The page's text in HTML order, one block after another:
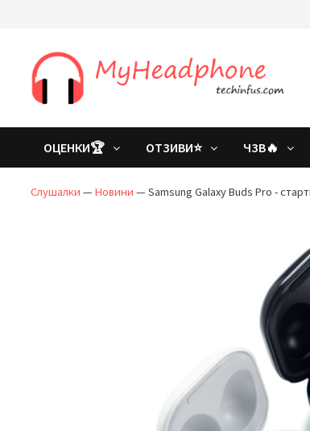
съдържанието
ОЦЕНКИ🏆 ОТЗИВИ⭐ ЧЗВ🔥
Слушалки —Новини —Samsung Galaxy Buds Pro -